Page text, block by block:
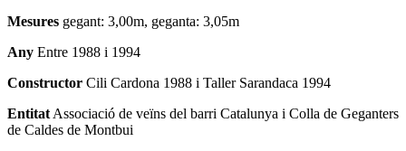
Mesures gegant: 3,00m, geganta: 3,05m
Any Entre 1988 i 1994
Constructor Cili Cardona 1988 i Taller Sarandaca 1994
Entitat Associació de veïns del barri Catalunya i Colla de Geganters
de Caldes de Montbui